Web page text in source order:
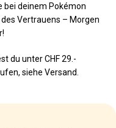
bei deinem Pokémon
Vertrauens – Morgen
du unter CHF 29.-
siehe Versand.